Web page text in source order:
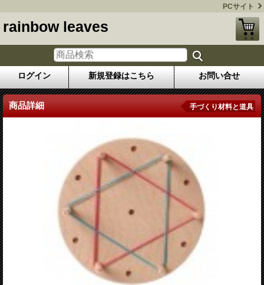
PCサイト
rainbow leaves
ログイン 新規登録はこちら お問い合せ
商品詳細 手づくり材料と道具